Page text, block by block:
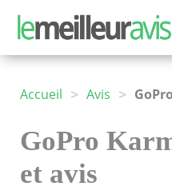
Accueil > Avis >
GoPro
et avis